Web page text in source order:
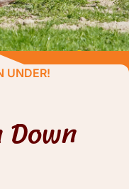
UNDER!